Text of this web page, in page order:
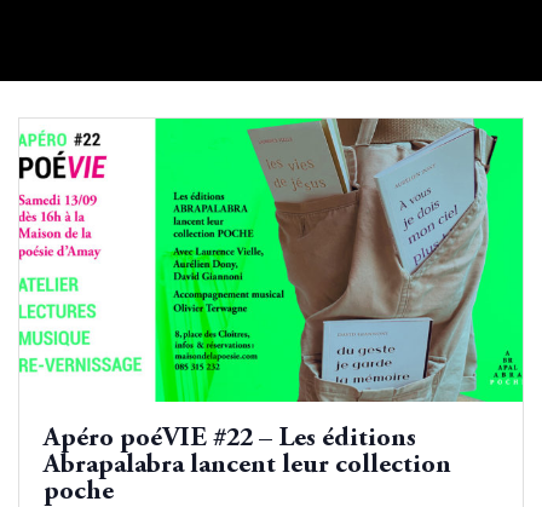
Apéro poéVIE #22 – Les éditions
Abrapalabra lancent leur collection
poche